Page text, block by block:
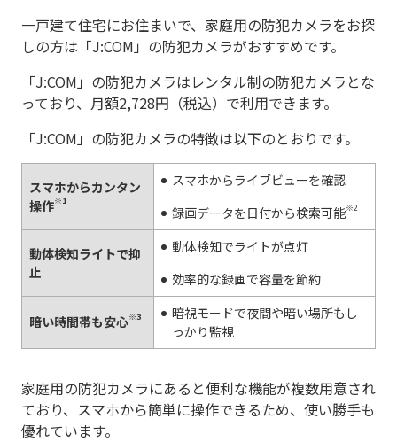
一戸建て住宅にお住まいで、家庭用の防犯カメラをお探
しの方は「J:COM」の防犯カメラがおすすめです。
「J:COM」の防犯カメラはレンタル制の防犯カメラとな
っており、月額2,728円（税込）で利用できます。
「J:COM」の防犯カメラの特徴は以下のとおりです。
スマホからカンタン
操作※1
スマホからライブビューを確認
録画データを日付から検索可能※2
動体検知ライトで抑
止
動体検知でライトが点灯
効率的な録画で容量を節約
暗い時間帯も安心※3
暗視モードで夜間や暗い場所もし
っかり監視
家庭用の防犯カメラにあると便利な機能が複数用意され
ており、スマホから簡単に操作できるため、使い勝手も
優れています。